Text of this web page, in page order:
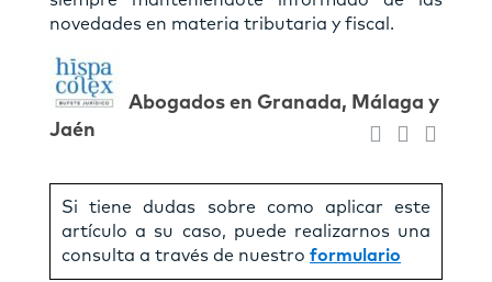
novedades en materia tributaria y fiscal.
Abogados en Granada, Málaga y
Jaén
Si tiene dudas sobre como aplicar este
artículo a su caso, puede realizarnos una
consulta a través de nuestro formulario